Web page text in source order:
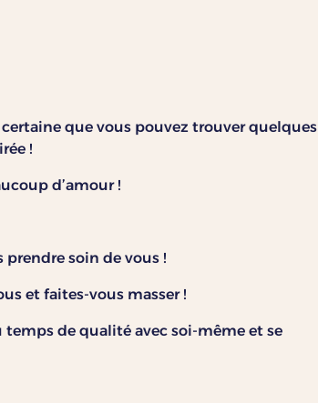
que vous pouvez trouver quelques
!
d’amour !
prendre soin de vous !
et faites-vous masser !
de qualité avec soi-même et se